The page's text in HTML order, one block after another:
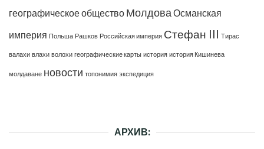
географическое общество Молдова Османская
империя Польша Рашков Российская империя Стефан III Тирас
валахи влахи волохи географические карты история история Кишинева
молдаване новости топонимия экспедиция
АРХИВ: